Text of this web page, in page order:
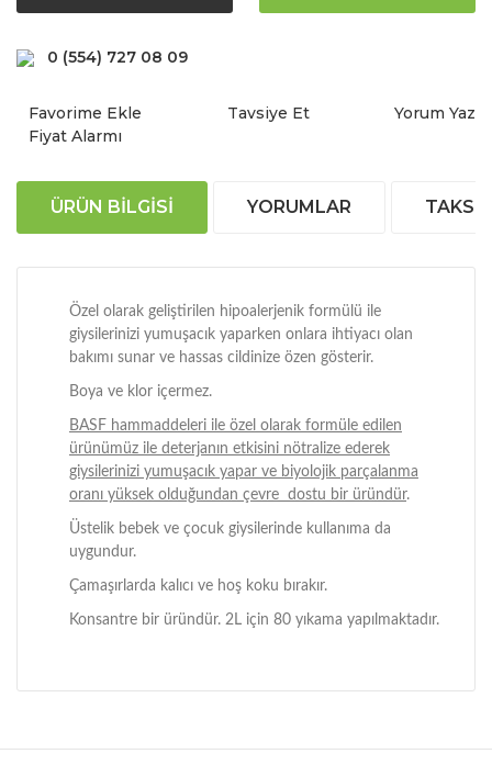
0 (554) 727 08 09
Tavsiye Et
Yorum Yaz
Fiyat Alarmı
ÜRÜN BILGISI YORUMLAR
Özel olarak geliştirilen hipoalerjenik formülü ile
giysilerinizi yumuşacık yaparken onlara ihtiyacı olan
bakımı sunar ve hassas cildinize özen gösterir.
Boya ve klor içermez.
BASF hammaddeleri ile özel olarak formüle edilen
ürünümüz ile deterjanın etkisini nötralize ederek
giysilerinizi yumuşacık yapar ve biyolojik parçalanma
oranı yüksek olduğundan çevre dostu bir üründür.
Üstelik bebek ve çocuk giysilerinde kullanıma da
uygundur.
Çamaşırlarda kalıcı ve hoş koku bırakır.
Konsantre bir üründür. 2L için 80 yıkama yapılmaktadır.
ve diğer konularda yetersiz gördüğünüz noktaları